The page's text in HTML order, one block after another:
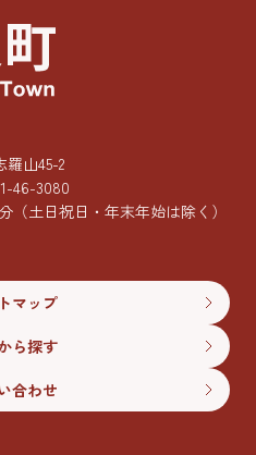
山45-2
46-3080
（土日祝日・年末年始は除く）
マップ
ら探す
合わせ